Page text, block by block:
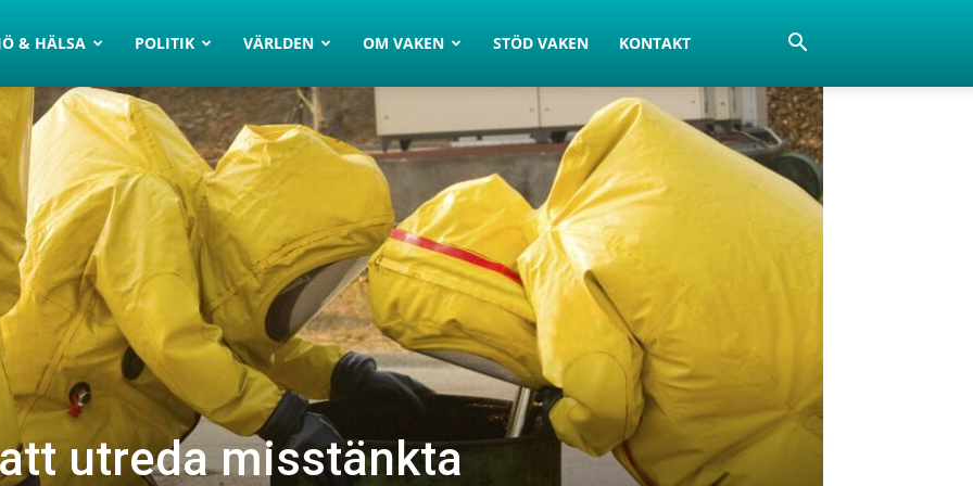
& HÄLSA POLITIK VÄRLDEN OM VAKEN STÖD VAKEN KONTAKT
utreda misstänkta